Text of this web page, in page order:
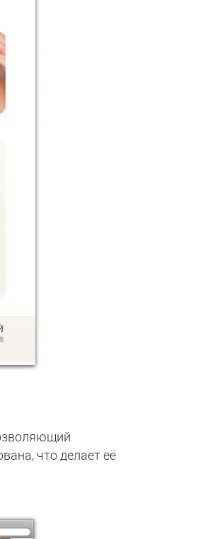
что делает её